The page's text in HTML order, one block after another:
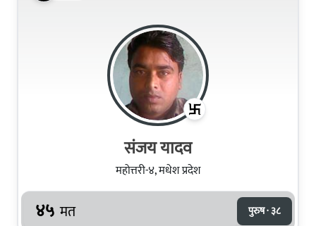
संजय यादव
महोत्तरी-४, मधेश प्रदेश
४५ मत पुरुष · ३८